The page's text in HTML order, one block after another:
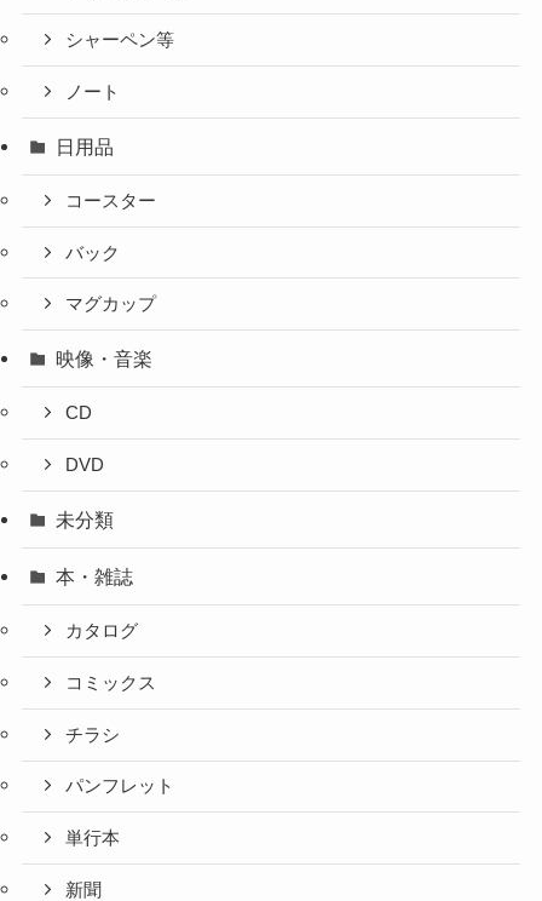
シャーペン等
ノート
日用品
コースター
バック
マグカップ
映像・音楽
CD
DVD
未分類
本・雑誌
カタログ
コミックス
チラシ
パンフレット
単行本
新聞